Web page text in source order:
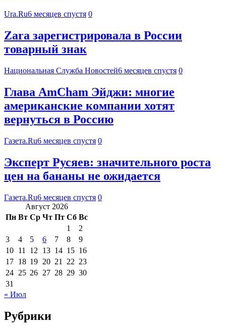
Ura.Ru6 месяцев спустя 0
Zara зарегистрировала в России
товарный знак
Национальная Служба Новостей6 месяцев спустя 0
Глава AmCham Эйджи: многие
американские компании хотят
вернуться в Россию
Газета.Ru6 месяцев спустя 0
Эксперт Русяев: значительного роста
цен на бананы не ожидается
Газета.Ru6 месяцев спустя 0
Август 2026
Пн Вт Ср Чт Пт Сб Вс
1
2
3
4 5 6 7 8
9
10 11 12 13 14 15 16
17 18 19 20 21 22 23
24 25 26 27 28 29 30
31
« Июл
Рубрики